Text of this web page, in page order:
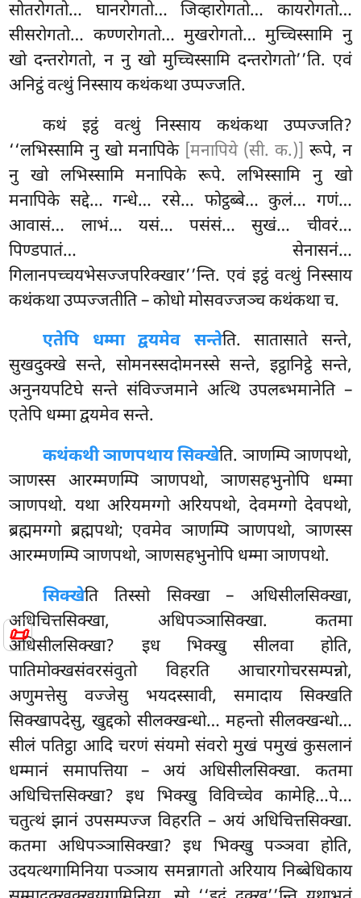
📜
सोतरोगतो… घानरोगतो… जिव्हारोगतो… कायरोगतो…
सीसरोगतो… कण्णरोगतो… मुखरोगतो… मुच्चिस्सामि नु
खो दन्तरोगतो, न नु खो मुच्चिस्सामि दन्तरोगतो’’ति. एवं
अनिट्ठं वत्थुं निस्साय कथंकथा उप्पज्जति.
कथं इट्ठं वत्थुं निस्साय कथंकथा उप्पज्जति?
‘‘लभिस्सामि नु खो मनापिके [मनापिये (सी. क.)] रूपे, न
नु खो लभिस्सामि मनापिके रूपे. लभिस्सामि नु खो
मनापिके सद्दे… गन्धे… रसे… फोट्ठब्बे… कुलं… गणं…
आवासं… लाभं… यसं… पसंसं… सुखं… चीवरं…
पिण्डपातं… सेनासनं…
गिलानपच्चयभेसज्जपरिक्खार’’न्ति. एवं इट्ठं वत्थुं निस्साय
कथंकथा उप्पज्जतीति – कोधो मोसवज्जञ्च कथंकथा च.
एतेपि धम्मा द्वयमेव सन्तेति. सातासाते सन्ते,
सुखदुक्खे सन्ते, सोमनस्सदोमनस्से सन्ते, इट्ठानिट्ठे सन्ते,
अनुनयपटिघे सन्ते संविज्जमाने अत्थि उपलब्भमानेति –
एतेपि धम्मा द्वयमेव सन्ते.
कथंकथी ञाणपथाय सिक्खेति. ञाणम्पि ञाणपथो,
ञाणस्स आरम्मणम्पि ञाणपथो, ञाणसहभुनोपि धम्मा
ञाणपथो. यथा अरियमग्गो अरियपथो, देवमग्गो देवपथो,
ब्रह्ममग्गो ब्रह्मपथो; एवमेव ञाणम्पि ञाणपथो, ञाणस्स
आरम्मणम्पिञाणपथो, ञाणसहभुनोपि धम्मा ञाणपथो.
सिक्खेतितिस्सो सिक्खा – अधिसीलसिक्खा,
अधिचित्तसिक्खा, अधिपञ्ञासिक्खा. कतमा
अधिसीलसिक्खा? इध भिक्खु सीलवा होति,
पातिमोक्खसंवरसंवुतो विहरति आचारगोचरसम्पन्नो,
अणुमत्तेसु वज्जेसु भयदस्सावी, समादाय सिक्खति
सिक्खापदेसु, खुद्दको सीलक्खन्धो… महन्तो सीलक्खन्धो…
सीलं पतिट्ठा आदि चरणं संयमो संवरो मुखं पमुखं कुसलानं
धम्मानं समापत्तिया – अयं अधिसीलसिक्खा. कतमा
अधिचित्तसिक्खा? इध भिक्खु विविच्चेव कामेहि…पे…
चतुत्थं झानं उपसम्पज्ज विहरति – अयं अधिचित्तसिक्खा.
कतमा अधिपञ्ञासिक्खा? इध भिक्खु पञ्ञवा होति,
उदयत्थगामिनिया पञ्ञाय समन्नागतो अरियाय निब्बेधिकाय